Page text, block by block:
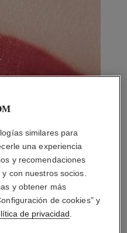
similares para
una experiencia
y recomendaciones
con nuestros socios.
y obtener más
de cookies" y
de privacidad